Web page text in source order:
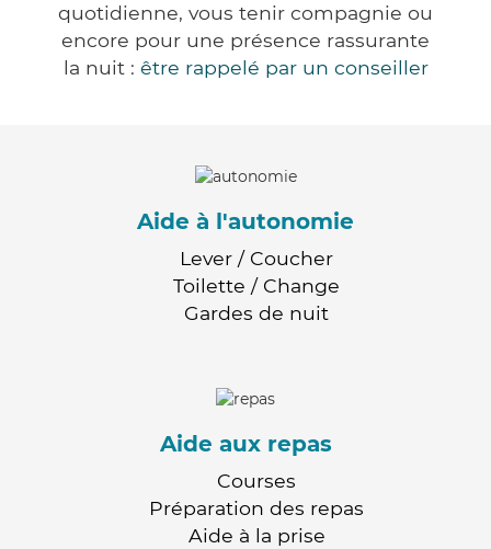
quotidienne, vous tenir compagnie ou
encore pour une présence rassurante
la nuit : être rappelé par un conseiller
Aide à l'autonomie
Lever / Coucher
Toilette / Change
Gardes de nuit
Aide aux repas
Courses
Préparation des repas
Aide à la prise